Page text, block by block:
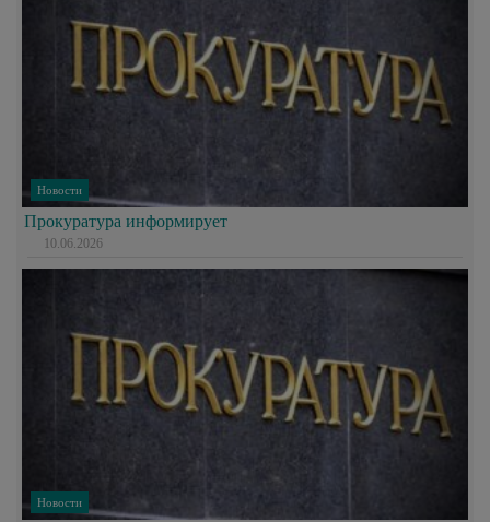
Новости
Прокуратура информирует
10.06.2026
Новости